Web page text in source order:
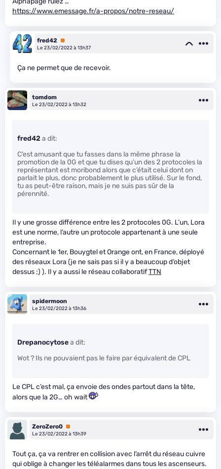
https://www.emessage.fr/a-propos/notre-reseau/
fred42 Premium
Le 23/02/2022 à 13h37
Ça ne permet que de recevoir.
tomdom
Le 23/02/2022 à 13h32
fred42a dit:
C’est amusant que tu fasses dans la même phrase la
promotion de la 0G et que tu dises qu’un des 2 protocoles la
représentant est moribond alors que c’était celui dont on
parlait le plus, donc probablement le plus utilisé. Sur le fond,
tu as peut-être raison, mais je ne suis pas sûr de la
pérennité.
Il y une grosse différence entre les 2 protocoles 0G. L’un, Lora
est une norme, l’autre un protocole appartenant à une seule
entreprise.
Concernant le 1er, Bouygtel et Orange ont, en France, déployé
des réseaux Lora (je ne sais pas si il y a beaucoup d’objet
dessus ;) ). Il y a aussi le réseau collaboratifTTN
spidermoon
Le 23/02/2022 à 13h36
Drepanocytosea dit:
Wot ? Ils ne pouvaient pas le faire par équivalent de CPL
Le CPL c’est mal, ça envoie des ondes partout dans la tête,
alors que la 2G… oh wait
ZeroZero0 Premium
Le 23/02/2022 à 13h39
Tout ça, ça va rentrer en collision avec l’arrêt du réseau cuivre
qui oblige à changer les téléalarmes dans tous les ascenseurs.